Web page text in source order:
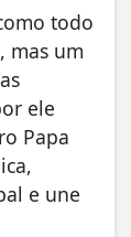
todo
mas um
ele
Papa
e une